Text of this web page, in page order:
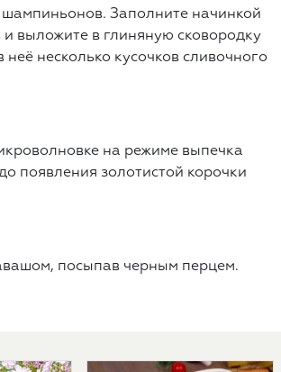
Заполните начинкой
выложите в глиняную сковородку
неё несколько кусочков сливочного
на режиме выпечка
появления золотистой корочки
посыпав черным перцем.